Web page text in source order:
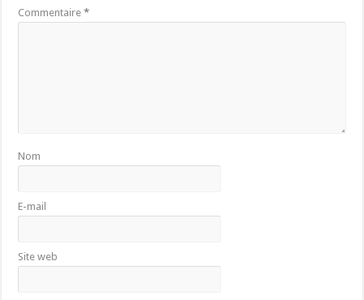
Commentaire*
Nom
E-mail
Site web